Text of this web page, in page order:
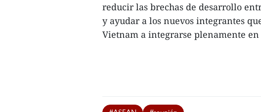
reducir las brechas de desarrollo
y ayudar a los nuevos integrantes
Vietnam a integrarse plenamente